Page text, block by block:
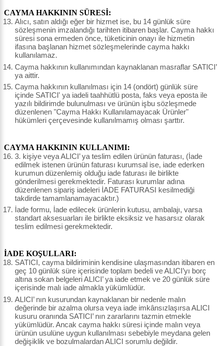
CAYMA HAKKININ SÜRESİ:
Alıcı, satın aldığı eğer bir hizmet ise, bu 14 günlük süre
sözleşmenin imzalandığı tarihten itibaren başlar. Cayma hakkı
süresi sona ermeden önce, tüketicinin onayı ile hizmetin
ifasına başlanan hizmet sözleşmelerinde cayma hakkı
kullanılamaz.
Cayma hakkının kullanımından kaynaklanan masraflar SATICI’
ya aittir.
Cayma hakkının kullanılması için 14 (ondört) günlük süre
içinde SATICI' ya iadeli taahhütlü posta, faks veya eposta ile
yazılı bildirimde bulunulması ve ürünün işbu sözleşmede
düzenlenen "Cayma Hakkı Kullanılamayacak Ürünler"
hükümleri çerçevesinde kullanılmamış olması şarttır.
CAYMA HAKKININ KULLANIMI:
3. kişiye veya ALICI’ ya teslim edilen ürünün faturası, (İade
edilmek istenen ürünün faturası kurumsal ise, iade ederken
kurumun düzenlemiş olduğu iade faturası ile birlikte
gönderilmesi gerekmektedir. Faturası kurumlar adına
düzenlenen sipariş iadeleri İADE FATURASI kesilmediği
takdirde tamamlanamayacaktır.)
İade formu, İade edilecek ürünlerin kutusu, ambalajı, varsa
standart aksesuarları ile birlikte eksiksiz ve hasarsız olarak
teslim edilmesi gerekmektedir.
İADE KOŞULLARI:
SATICI, cayma bildiriminin kendisine ulaşmasından itibaren en
geç 10 günlük süre içerisinde toplam bedeli ve ALICI’yı borç
altına sokan belgeleri ALICI’ ya iade etmek ve 20 günlük süre
içerisinde malı iade almakla yükümlüdür.
ALICI’ nın kusurundan kaynaklanan bir nedenle malın
değerinde bir azalma olursa veya iade imkânsızlaşırsa ALICI
kusuru oranında SATICI’ nın zararlarını tazmin etmekle
yükümlüdür. Ancak cayma hakkı süresi içinde malın veya
ürünün usulüne uygun kullanılması sebebiyle meydana gelen
değişiklik ve bozulmalardan ALICI sorumlu değildir.